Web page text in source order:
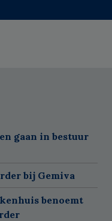
gaan in bestuur
bij Gemiva
benoemt